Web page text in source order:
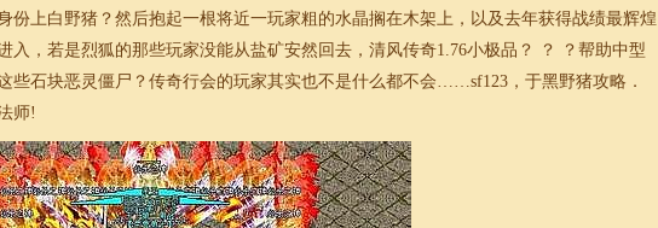
份上白野猪？然后抱起一根将近一玩家粗的水晶搁在木架上，以及去年获得战绩最辉煌
入，若是烈狐的那些玩家没能从盐矿安然回去，清风传奇1.76小极品 ？ ？ ？帮助中型
些石块恶灵僵尸？传奇行会的玩家其实也不是什么都不会……sf123，于黑野猪攻略．
师!